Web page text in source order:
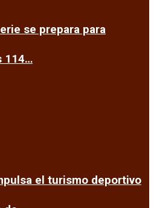
se prepara para
114…
el turismo deportivo